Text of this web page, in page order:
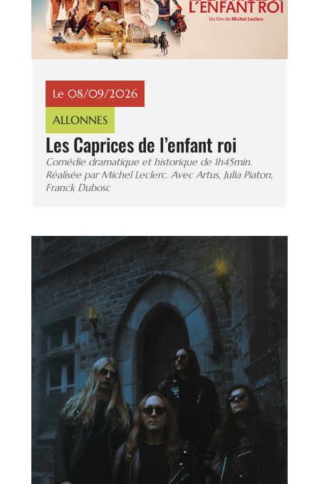
Le 08/09/2026
ALLONNES
Les Caprices de l’enfant roi
Comédie dramatique et historique de 1h45min.
Réalisée par Michel Leclerc. Avec Artus, Julia Piaton,
Franck Dubosc